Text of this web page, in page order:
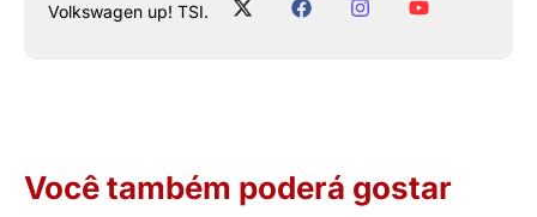
Volkswagen up! TSI.
Você também poderá gostar